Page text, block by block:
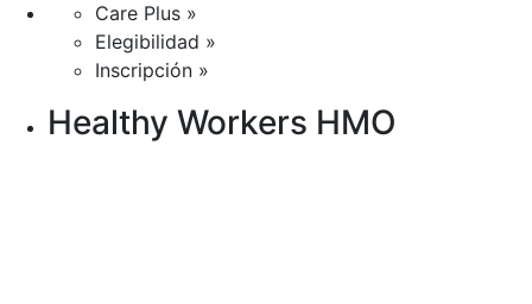
Care Plus »
Elegibilidad »
Inscripción »
Healthy Workers HMO